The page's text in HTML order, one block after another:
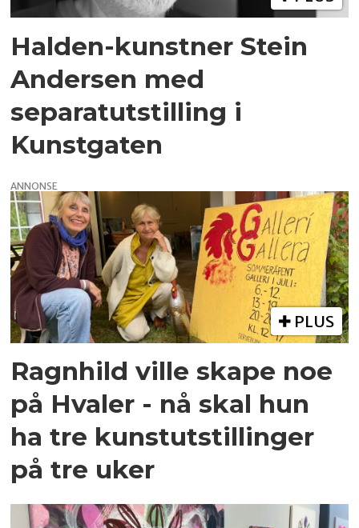
Halden-kunstner Stein
Andersen med
separatutstilling i
Kunstgaten
ANNONSE
PLUS
Ragnhild ville skape noe
på Hvaler - nå skal hun
ha tre kunstutstillinger
på tre uker